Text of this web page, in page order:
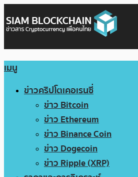
เมนู
ข่าวคริปโตเคอเรนซี่
ข่าว Bitcoin
ข่าว Ethereum
ข่าว Binance Coin
ข่าว Dogecoin
ข่าว Ripple (XRP)